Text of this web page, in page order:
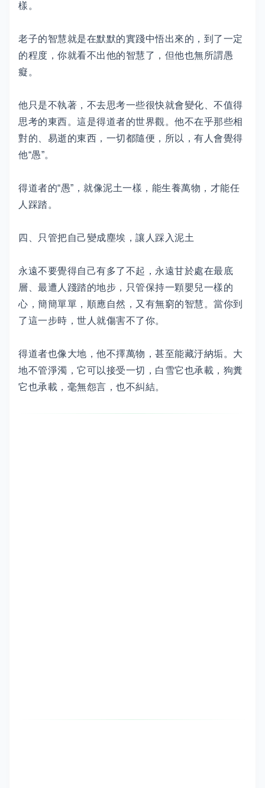
樣。
老子的智慧就是在默默的實踐中悟出來的，到了一定
的程度，你就看不出他的智慧了，但他也無所謂愚
癡。
他只是不執著，不去思考一些很快就會變化、不值得
思考的東西。這是得道者的世界觀。他不在乎那些相
對的、易逝的東西，一切都隨便，所以，有人會覺得
他“愚”。
得道者的“愚”，就像泥土一樣，能生養萬物，才能任
人踩踏。
四、只管把自己變成塵埃，讓人踩入泥土
永遠不要覺得自己有多了不起，永遠甘於處在最底
層、最遭人踐踏的地步，只管保持一顆嬰兒一樣的
心，簡簡單單，順應自然，又有無窮的智慧。當你到
了這一步時，世人就傷害不了你。
得道者也像大地，他不擇萬物，甚至能藏汙納垢。大
地不管淨濁，它可以接受一切，白雪它也承載，狗糞
它也承載，毫無怨言，也不糾結。